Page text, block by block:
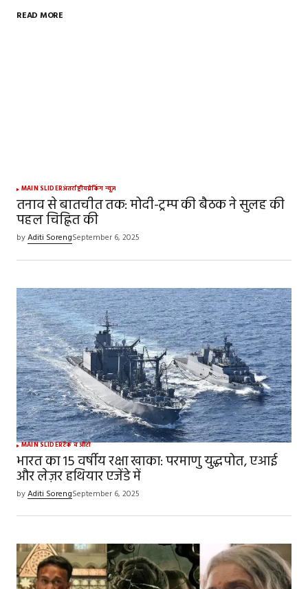
READ MORE
MAIN SLIDERअंतर्राष्ट्रीयब्रेकिंग न्यूज़
तनाव से बातचीत तक: मोदी-ट्रम्प की बैठक ने सुलह की
पहल चिह्नित की
byAditi SorengSeptember 6, 2025
MAIN SLIDERटेक व ऑटो
भारत का 15 वर्षीय रक्षा खाका: परमाणु युद्धपोत, एआई
और लेज़र हथियार एजेंडे में
byAditi SorengSeptember 6, 2025